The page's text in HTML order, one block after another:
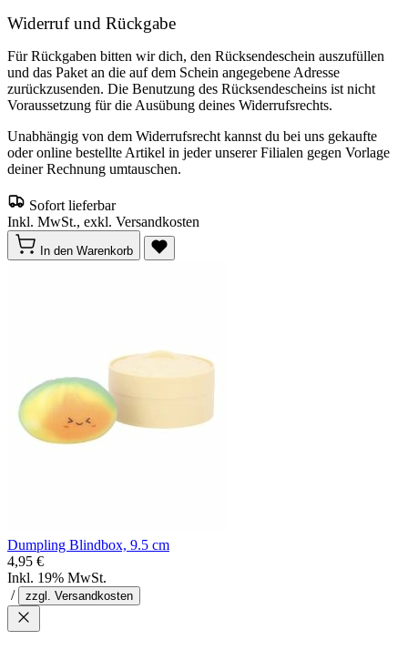
Widerruf und Rückgabe
Für Rückgaben bitten wir dich, den Rücksendeschein auszufüllen
und das Paket an die auf dem Schein angegebene Adresse
zurückzusenden. Die Benutzung des Rücksendescheins ist nicht
Voraussetzung für die Ausübung deines Widerrufsrechts.
Unabhängig von dem Widerrufsrecht kannst du bei uns gekaufte
oder online bestellte Artikel in jeder unserer Filialen gegen Vorlage
deiner Rechnung umtauschen.
Sofort lieferbar
Inkl. MwSt., exkl. Versandkosten
In den Warenkorb
Dumpling Blindbox, 9.5 cm
4,95 €
Inkl. 19% MwSt.
/
zzgl. Versandkosten